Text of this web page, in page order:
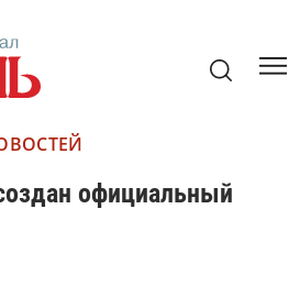
официальный